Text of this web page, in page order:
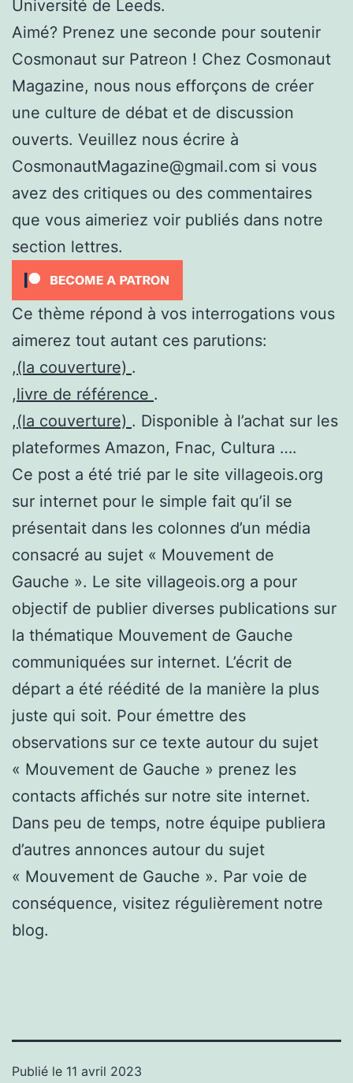
Université de Leeds.
Aimé? Prenez une seconde pour soutenir
Cosmonaut sur Patreon ! Chez Cosmonaut
Magazine, nous nous efforçons de créer
une culture de débat et de discussion
ouverts. Veuillez nous écrire à
CosmonautMagazine@gmail.com si vous
avez des critiques ou des commentaires
que vous aimeriez voir publiés dans notre
section lettres.
Ce thème répond à vos interrogations vous
aimerez tout autant ces parutions:
,(la couverture) .
,livre de référence .
,(la couverture) . Disponible à l’achat sur les
plateformes Amazon, Fnac, Cultura ….
Ce post a été trié par le site villageois.org
sur internet pour le simple fait qu’il se
présentait dans les colonnes d’un média
consacré au sujet « Mouvement de
Gauche ». Le site villageois.org a pour
objectif de publier diverses publications sur
la thématique Mouvement de Gauche
communiquées sur internet. L’écrit de
départ a été réédité de la manière la plus
juste qui soit. Pour émettre des
observations sur ce texte autour du sujet
« Mouvement de Gauche » prenez les
contacts affichés sur notre site internet.
Dans peu de temps, notre équipe publiera
d’autres annonces autour du sujet
« Mouvement de Gauche ». Par voie de
conséquence, visitez régulièrement notre
blog.
Publié le 11 avril 2023